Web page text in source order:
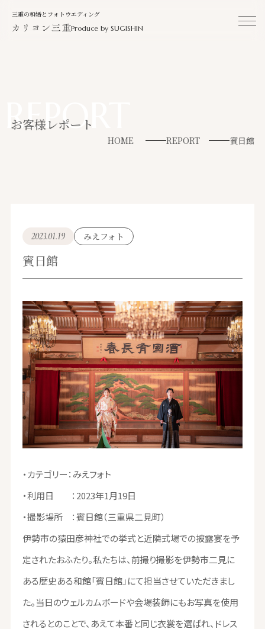
三重の和婚とフォトウエディング
Produce by SUGISHIN
REPORT
お客様レポート
HOME REPORT 賓日館
2023.01.19 みえフォト
賓日館
・カテゴリー：みえフォト
・利用日 ：2023年1月19日
・撮影場所 ：賓日館（三重県二見町）
伊勢市の猿田彦神社での挙式と近隣式場での披露宴を予
定されたおふたり。私たちは、前撮り撮影を伊勢市二見に
ある歴史ある和館「賓日館」にて担当させていただきまし
た。当日のウェルカムボードや会場装飾にもお写真を使用
されるとのことで、あえて本番と同じ衣裳を選ばれ、ドレス